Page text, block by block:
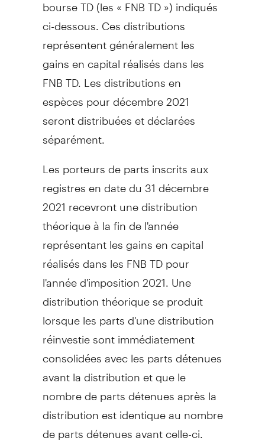
ci-dessous. Ces distributions
représentent généralement les
gains en capital réalisés dans les
FNB TD. Les distributions en
espèces pour décembre 2021
seront distribuées et déclarées
séparément.
Les porteurs de parts inscrits aux
registres en date du 31 décembre
2021 recevront une distribution
théorique à la fin de l'année
représentant les gains en capital
réalisés dans les FNB TD pour
l'année d'imposition 2021. Une
distribution théorique se produit
lorsque les parts d'une distribution
réinvestie sont immédiatement
consolidées avec les parts détenues
avant la distribution et que le
nombre de parts détenues après la
distribution est identique au nombre
de parts détenues avant celle-ci.